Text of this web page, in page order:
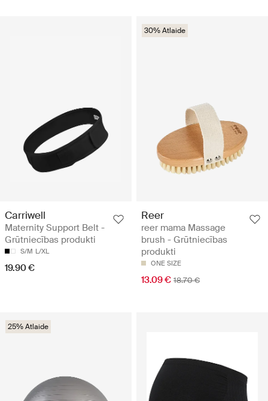
Carriwell
Maternity Support Belt -
Grūtniecības produkti
S/M L/XL
19.90 €
30% Atlaide
Reer
reer mama Massage
brush - Grūtniecības
produkti
ONE SIZE
13.09 € 18.70 €
25% Atlaide